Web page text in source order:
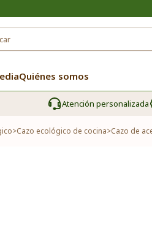
Quiénes somos
Atención personalizada
>Cazo ecológico de cocina>Cazo de